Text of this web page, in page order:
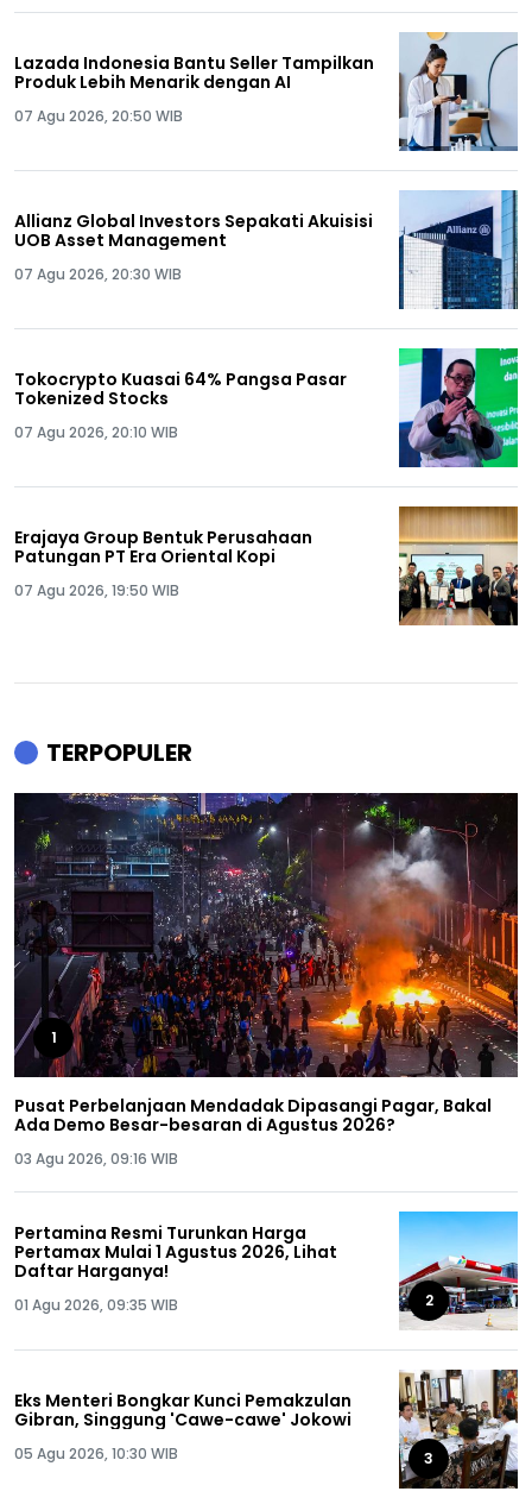
Lazada Indonesia Bantu Seller Tampilkan
Produk Lebih Menarik dengan AI
07 Agu 2026, 20:50 WIB
Allianz Global Investors Sepakati Akuisisi
UOB Asset Management
07 Agu 2026, 20:30 WIB
Tokocrypto Kuasai 64% Pangsa Pasar
Tokenized Stocks
07 Agu 2026, 20:10 WIB
Erajaya Group Bentuk Perusahaan
Patungan PT Era Oriental Kopi
07 Agu 2026, 19:50 WIB
TERPOPULER
1
Pusat Perbelanjaan Mendadak Dipasangi Pagar, Bakal
Ada Demo Besar-besaran di Agustus 2026?
03 Agu 2026, 09:16 WIB
Pertamina Resmi Turunkan Harga
Pertamax Mulai 1 Agustus 2026, Lihat
Daftar Harganya!
01 Agu 2026, 09:35 WIB 2
Eks Menteri Bongkar Kunci Pemakzulan
Gibran, Singgung 'Cawe-cawe' Jokowi
05 Agu 2026, 10:30 WIB 3